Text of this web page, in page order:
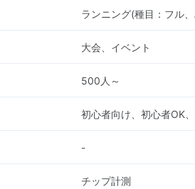
ランニング(種目：フル
大会、イベント
500人～
初心者向け、初心者OK
-
チップ計測